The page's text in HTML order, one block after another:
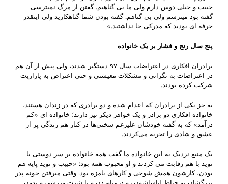
حبیب و خیلی دوس دارم ولی ما بی گناهیم. گفتن از مرگ نمیترسی.
گفته بود میترسم ولی بی گناهم. گفته بودن شما گناهکارید ولی اینقدر
حرفه ای بودید که مدرکی جا نذاشتید.»
پنج سال رنج و فشار بر یک خانواده
برادران افکاری در اعتراضات سال ۹۷ دستگیر شدند، ولی پیش از آن هم
در اعتراضات به نگرانی و مشکلات معیشتی و حتی اعتراض به پارازیت
شرکت کرده بودند.
به جز یکی از برادران که اعدام شده و دو برادری که در زندان هستند،
خانواده افکاری دو برادر و یک خواهر دیکر نیز دارند؛ خانواده ای «کم
درآمد» که به گفته خودشان علیرغم سختی‌ها در کنار هم زندگی پر از
عشق و شادی را تجربه می‌کردند.
یک منبع نزدیک به این خانواده ما گفت همه خانواده بر سر دوستی با
نوید با هم رقابت می کردند و او محبوب همه بود: «حبیب و نوید پایه هم
بودن، کارشون همش شوخی و کارهای بامزه بود. وقتی میرفتن خونه پدر